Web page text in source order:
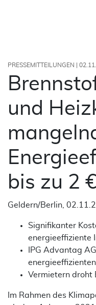
PRESSEMITTEILUNGEN |
und
bis zu 2
Geldern/Berlin,
Signifikanter
energieeffiziente
IPG Advantag
Vermietern droht
Im Rahmen des